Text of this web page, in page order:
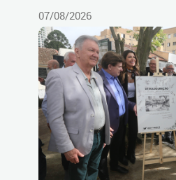
07/08/2026